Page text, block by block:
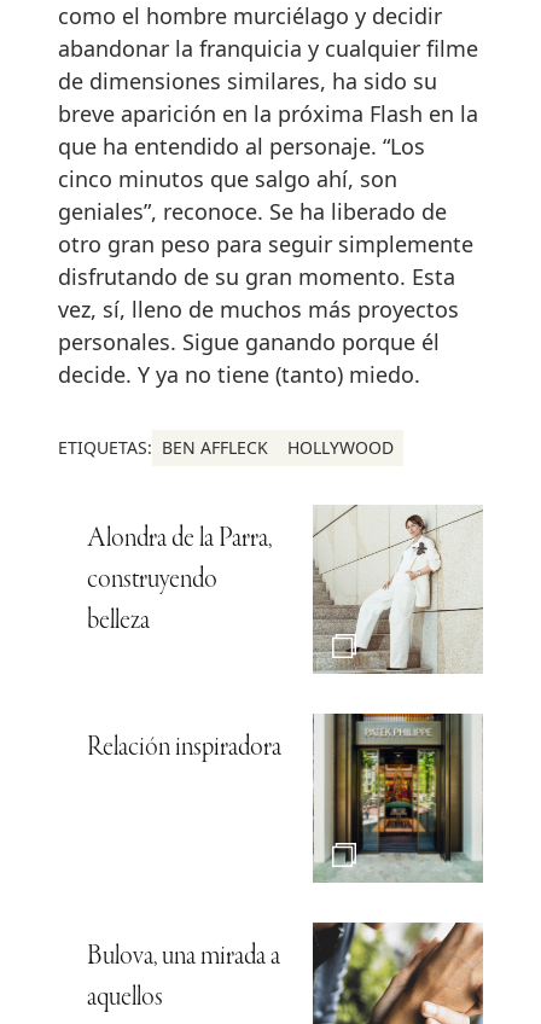
como el hombre murciélago y decidir
abandonar la franquicia y cualquier filme
de dimensiones similares, ha sido su
breve aparición en la próxima Flash en la
que ha entendido al personaje. “Los
cinco minutos que salgo ahí, son
geniales”, reconoce. Se ha liberado de
otro gran peso para seguir simplemente
disfrutando de su gran momento. Esta
vez, sí, lleno de muchos más proyectos
personales. Sigue ganando porque él
decide. Y ya no tiene (tanto) miedo.
ETIQUETAS: BEN AFFLECK HOLLYWOOD
Alondra de la Parra,
construyendo
belleza
Relación inspiradora
Bulova, una mirada a
aquellos